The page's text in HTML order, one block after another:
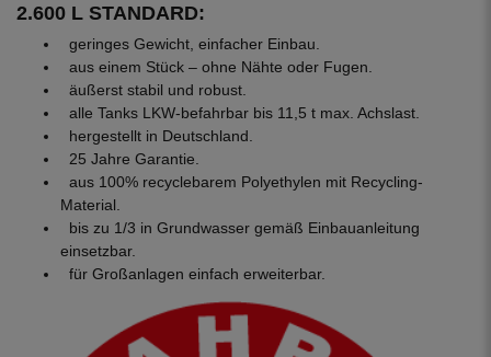
2.600 L STANDARD:
geringes Gewicht, einfacher Einbau.
aus einem Stück – ohne Nähte oder Fugen.
äußerst stabil und robust.
alle Tanks LKW-befahrbar bis 11,5 t max. Achslast.
hergestellt in Deutschland.
25 Jahre Garantie.
aus 100% recyclebarem Polyethylen mit Recycling-
Material.
bis zu 1/3 in Grundwasser gemäß Einbauanleitung
einsetzbar.
für Großanlagen einfach erweiterbar.